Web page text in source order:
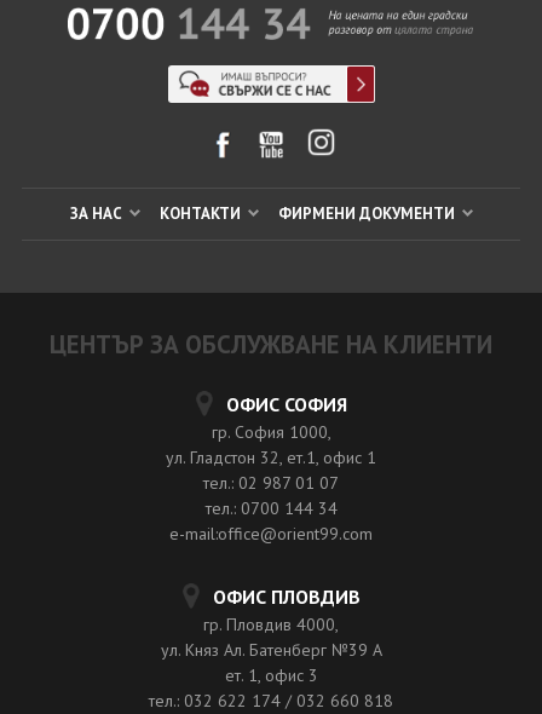
ЗА НАС КОНТАКТИ ФИРМЕНИ ДОКУМЕНТИ
ЦЕНТЪР ЗА ОБСЛУЖВАНЕ НА КЛИЕНТИ
ОФИС СОФИЯ
гр. София 1000,
ул. Гладстон 32, ет.1, офис 1
тел.: 02 987 01 07
тел.: 0700 144 34
e-mail:office@orient99.com
ОФИС ПЛОВДИВ
гр. Пловдив 4000,
ул. Княз Ал. Батенберг №39 A
ет. 1, офис 3
тел.: 032 622 174 / 032 660 818